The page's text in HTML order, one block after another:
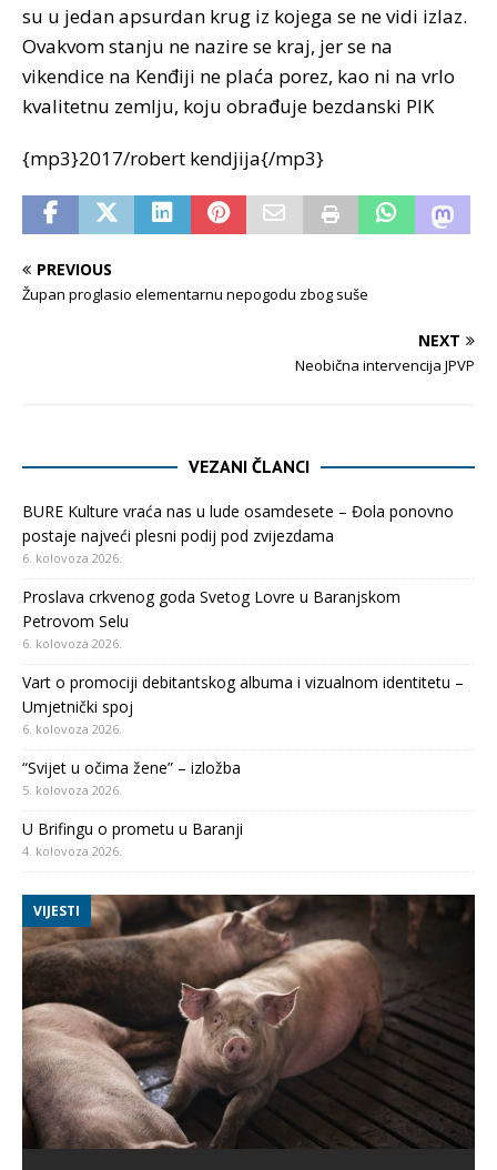
su u jedan apsurdan krug iz kojega se ne vidi izlaz.
Ovakvom stanju ne nazire se kraj, jer se na
vikendice na Kenđiji ne plaća porez, kao ni na vrlo
kvalitetnu zemlju, koju obrađuje bezdanski PIK
{mp3}2017/robert kendjija{/mp3}
PREVIOUS
Župan proglasio elementarnu nepogodu zbog suše
NEXT
Neobična intervencija JPVP
VEZANI ČLANCI
BURE Kulture vraća nas u lude osamdesete – Đola ponovno
postaje najveći plesni podij pod zvijezdama
6. kolovoza 2026.
Proslava crkvenog goda Svetog Lovre u Baranjskom
Petrovom Selu
6. kolovoza 2026.
Vart o promociji debitantskog albuma i vizualnom identitetu –
Umjetnički spoj
6. kolovoza 2026.
“Svijet u očima žene” – izložba
5. kolovoza 2026.
U Brifingu o prometu u Baranji
4. kolovoza 2026.
VIJESTI